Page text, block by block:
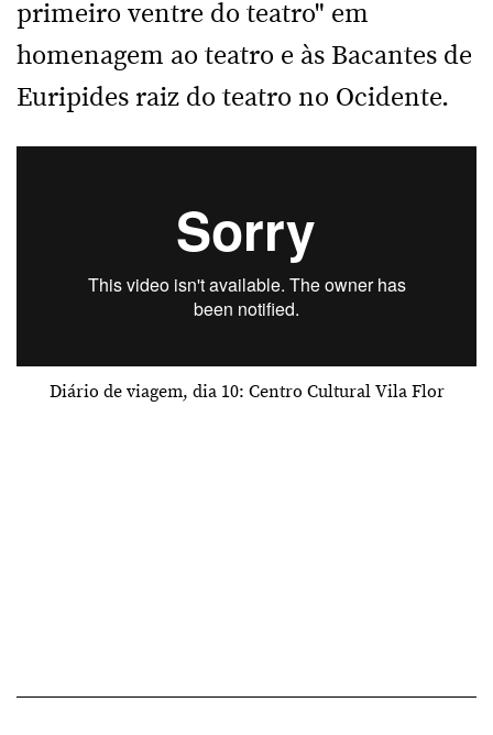
primeiro ventre do teatro" em
homenagem ao teatro e às Bacantes de
Euripides raiz do teatro no Ocidente.
Diário de viagem, dia 10: Centro Cultural Vila Flor